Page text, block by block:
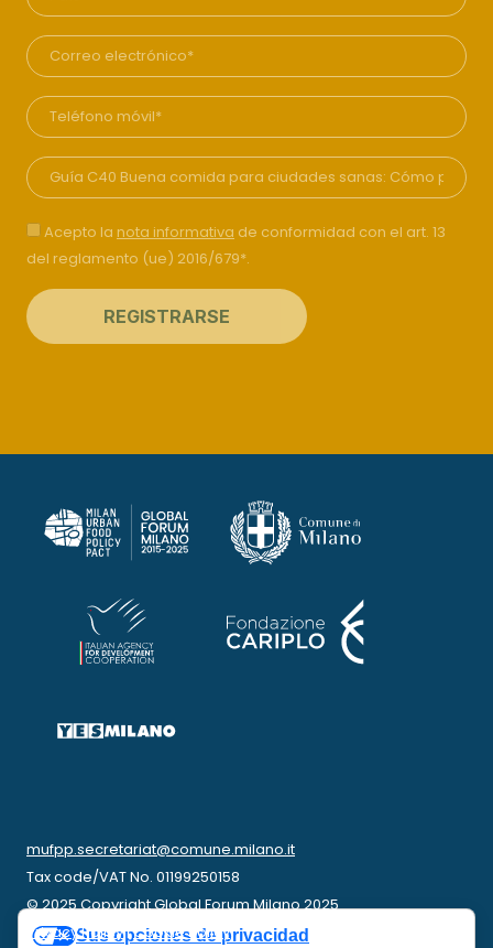
Acepto la nota informativa de conformidad con el art. 13
del reglamento (ue) 2016/679*.
mufpp.secretariat@comune.milano.it
Tax code/VAT No. 01199250158
© 2025 Copyright Global Forum Milano 2025
Privacy Policy|Cookie Policy
Sus opciones de privacidad